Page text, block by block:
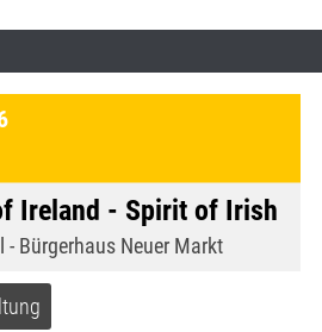
Ireland - Spirit of Irish
- Bürgerhaus Neuer Markt